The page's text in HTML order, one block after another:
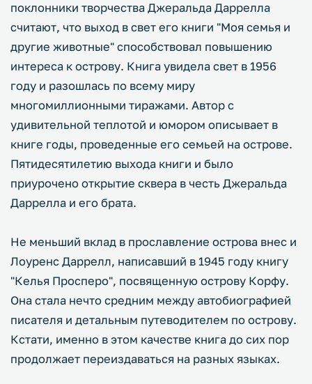
поклонники творчества Джеральда Даррелла
считают, что выход в свет его книги "Моя семья и
другие животные" способствовал повышению
интереса к острову. Книга увидела свет в 1956
году и разошлась по всему миру
многомиллионными тиражами. Автор с
удивительной теплотой и юмором описывает в
книге годы, проведенные его семьей на острове.
Пятидесятилетию выхода книги и было
приурочено открытие сквера в честь Джеральда
Даррелла и его брата.
Не меньший вклад в прославление острова внес и
Лоуренс Даррелл, написавший в 1945 году книгу
"Келья Просперо", посвященную острову Корфу.
Она стала нечто средним между автобиографией
писателя и детальным путеводителем по острову.
Кстати, именно в этом качестве книга до сих пор
продолжает переиздаваться на разных языках.